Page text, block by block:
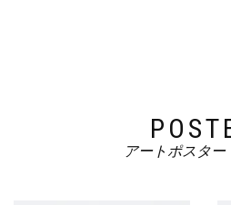
アートポスター